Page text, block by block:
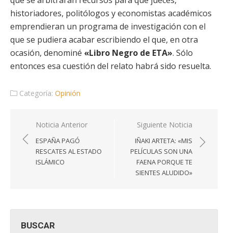
historiadores, politólogos y economistas académicos
emprendieran un programa de investigación con el
que se pudiera acabar escribiendo el que, en otra
ocasión, denominé «Libro Negro de ETA». Sólo
entonces esa cuestión del relato habrá sido resuelta.
Categoría: Opinión
Navegación
de
entradas
Noticia Anterior
ESPAÑA PAGÓ
RESCATES AL ESTADO
ISLÁMICO
Siguiente Noticia
IÑAKI ARTETA: «MIS
PELÍCULAS SON UNA
FAENA PORQUE TE
SIENTES ALUDIDO»
BUSCAR